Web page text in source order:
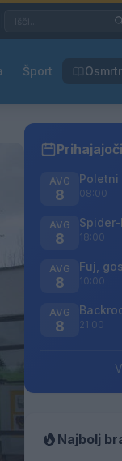
Šport
AVG
8 08:00
AVG
8 18:00
AVG
8
Fuj,
10:00
AVG
8 21:00
Najbolj